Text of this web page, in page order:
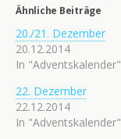
Ähnliche Beiträge
20./21. Dezember
20.12.2014
In "Adventskalender"
22. Dezember
22.12.2014
In "Adventskalender"